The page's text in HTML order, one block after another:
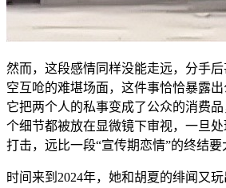
然而，这段感情同样没能走远，分手
空互呛的难堪场面，这件事恰恰暴露出
它把两个人的私事变成了公众的消费
个细节都被放在显微镜下审视，一旦
打击，远比一段“宣传期恋情”的终结要
时间来到2024年，她和胡夏的绯闻又